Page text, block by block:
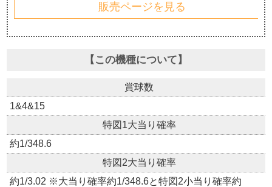
販売ページを見る
【この機種について】
賞球数
1&4&15
特図1大当り確率
約1/348.6
特図2大当り確率
約1/3.02 ※大当り確率約1/348.6と特図2小当り確率約